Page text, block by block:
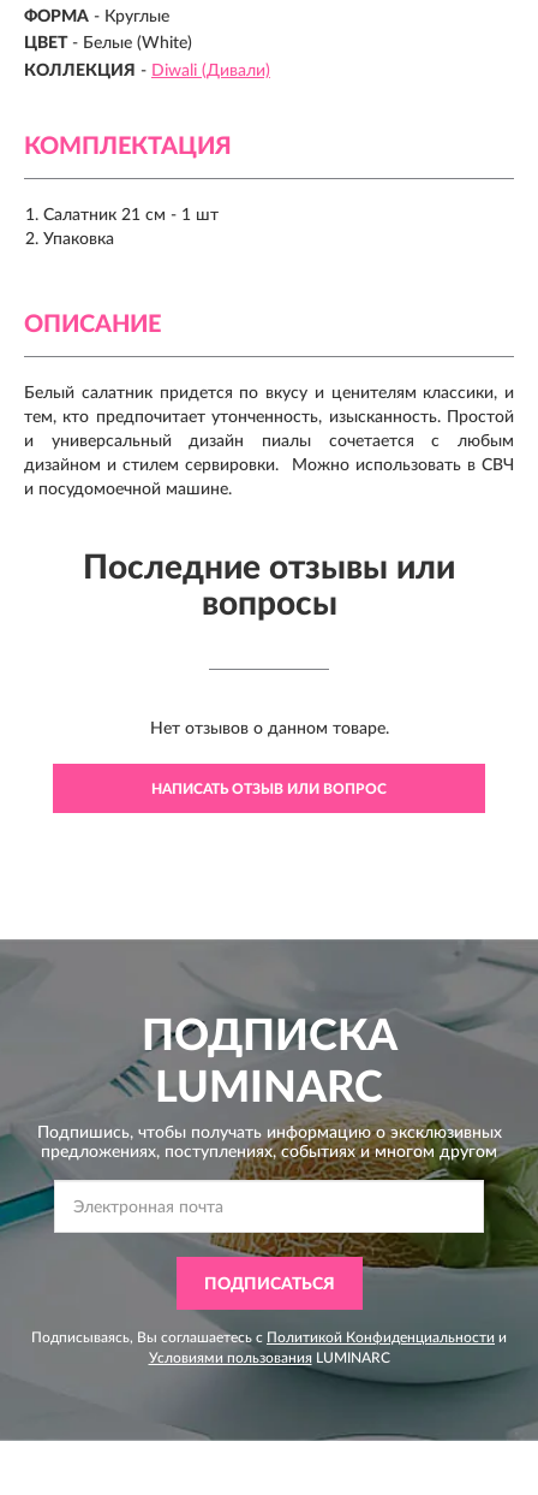
ФОРМА - Круглые
ЦВЕТ - Белые (White)
КОЛЛЕКЦИЯ - Diwali (Дивали)
КОМПЛЕКТАЦИЯ
Салатник 21 см - 1 шт
Упаковка
ОПИСАНИЕ
Белый салатник придется по вкусу и ценителям классики, и
тем, кто предпочитает утонченность, изысканность. Простой
и универсальный дизайн пиалы сочетается с любым
дизайном и стилем сервировки. Можно использовать в СВЧ
и посудомоечной машине.
Последние отзывы или
вопросы
Нет отзывов о данном товаре.
НАПИСАТЬ ОТЗЫВ ИЛИ ВОПРОС
ПОДПИСКА
LUMINARC
Подпишись, чтобы получать информацию о эксклюзивных
предложениях, поступлениях, событиях и многом другом
ПОДПИСАТЬСЯ
Подписываясь, Вы соглашаетесь с Политикой Конфиденциальности и
Условиями пользованияLUMINARC